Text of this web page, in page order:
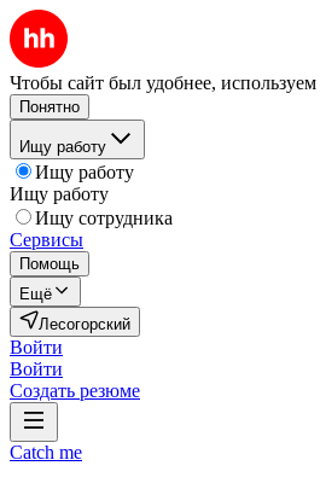
Чтобы сайт был удобнее, используем
Понятно
Ищу работу
Ищу работу
Ищу работу
Ищу сотрудника
Сервисы
Помощь
Ещё
Лесогорский
Войти
Войти
Создать резюме
Catch me